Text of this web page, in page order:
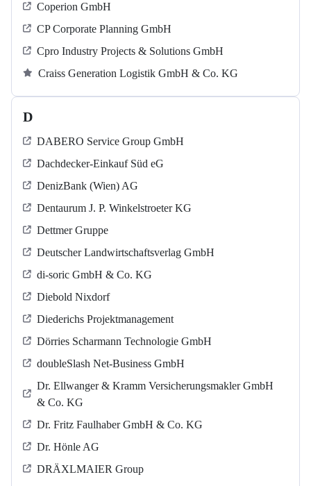
Coperion GmbH
CP Corporate Planning GmbH
Cpro Industry Projects & Solutions GmbH
Craiss Generation Logistik GmbH & Co. KG
D
DABERO Service Group GmbH
Dachdecker-Einkauf Süd eG
DenizBank (Wien) AG
Dentaurum J. P. Winkelstroeter KG
Dettmer Gruppe
Deutscher Landwirtschaftsverlag GmbH
di-soric GmbH & Co. KG
Diebold Nixdorf
Diederichs Projektmanagement
Dörries Scharmann Technologie GmbH
doubleSlash Net-Business GmbH
Dr. Ellwanger & Kramm Versicherungsmakler GmbH
& Co. KG
Dr. Fritz Faulhaber GmbH & Co. KG
Dr. Hönle AG
DRÄXLMAIER Group